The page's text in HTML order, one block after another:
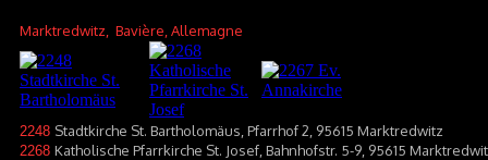
Marktredwitz , Bavière, Allemagne
2248 Stadtkirche St. Bartholomäus, Pfarrhof 2, 95615 Marktredwitz
2268 Katholische Pfarrkirche St. Josef, Bahnhofstr. 5-9, 95615